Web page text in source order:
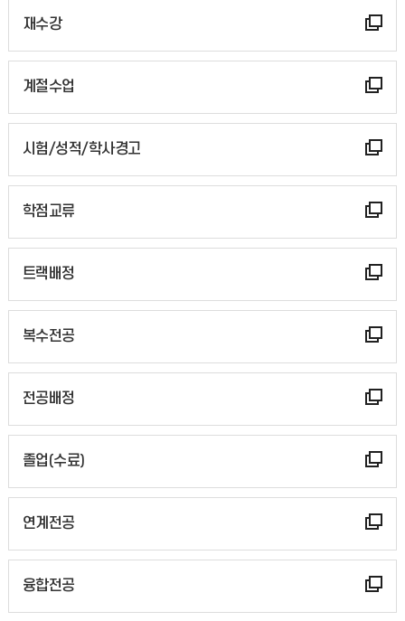
재수강
계절수업
시험/성적/학사경고
학점교류
트랙배정
복수전공
전공배정
졸업(수료)
연계전공
융합전공